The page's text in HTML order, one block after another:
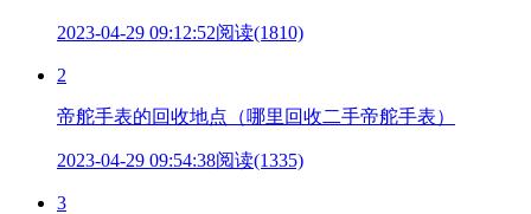
2023-04-29 09:12:52阅读(1810)
2
帝舵手表的回收地点（哪里回收二手帝舵手表）
2023-04-29 09:54:38阅读(1335)
3